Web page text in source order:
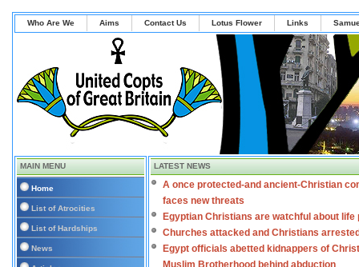
Who Are We Aims Contact Us Lotus Flower Links
MAIN MENU
Home
List of Atrocities
List of Hardships
News
LATEST NEWS
A once protected-and ancient-Christian
faces new threats
Egyptian Christians are watchful about life
Churches attacked and Christians
Egypt officials abetted kidnappers of
Muslim Brotherhood behind abduction